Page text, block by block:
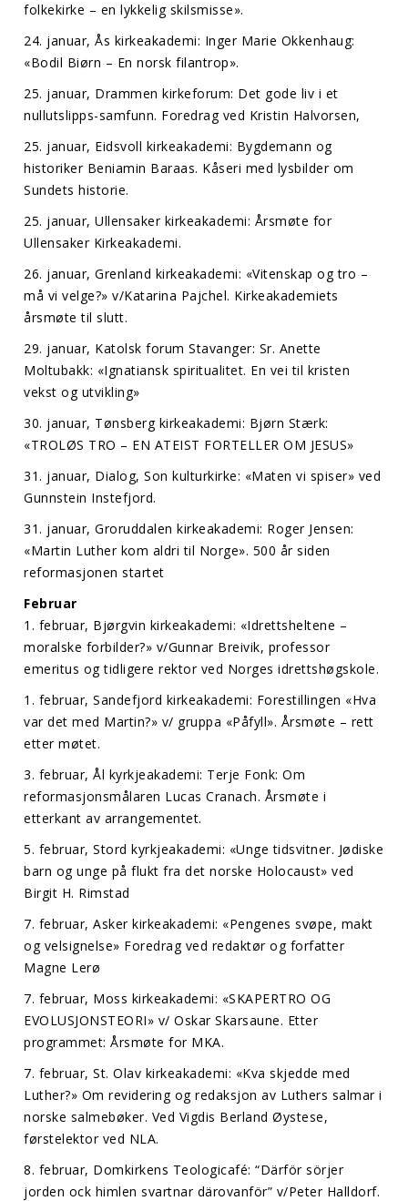
folkekirke – en lykkelig skilsmisse».
24. januar, Ås kirkeakademi: Inger Marie Okkenhaug:
«Bodil Biørn – En norsk filantrop».
25. januar, Drammen kirkeforum: Det gode liv i et
nullutslipps-samfunn. Foredrag ved Kristin Halvorsen,
25. januar, Eidsvoll kirkeakademi: Bygdemann og
historiker Beniamin Baraas. Kåseri med lysbilder om
Sundets historie.
25. januar, Ullensaker kirkeakademi: Årsmøte for
Ullensaker Kirkeakademi.
26. januar, Grenland kirkeakademi: «Vitenskap og tro –
må vi velge?» v/Katarina Pajchel. Kirkeakademiets
årsmøte til slutt.
29. januar, Katolsk forum Stavanger: Sr. Anette
Moltubakk: «Ignatiansk spiritualitet. En vei til kristen
vekst og utvikling»
30. januar, Tønsberg kirkeakademi: Bjørn Stærk:
«TROLØS TRO – EN ATEIST FORTELLER OM JESUS»
31. januar, Dialog, Son kulturkirke: «Maten vi spiser» ved
Gunnstein Instefjord.
31. januar, Groruddalen kirkeakademi: Roger Jensen:
«Martin Luther kom aldri til Norge». 500 år siden
reformasjonen startet
Februar
1. februar, Bjørgvin kirkeakademi: «Idrettsheltene –
moralske forbilder?» v/Gunnar Breivik, professor
emeritus og tidligere rektor ved Norges idrettshøgskole.
1. februar, Sandefjord kirkeakademi: Forestillingen «Hva
var det med Martin?» v/ gruppa «Påfyll». Årsmøte – rett
etter møtet.
3. februar, Ål kyrkjeakademi: Terje Fonk: Om
reformasjonsmålaren Lucas Cranach. Årsmøte i
etterkant av arrangementet.
5. februar, Stord kyrkjeakademi: «Unge tidsvitner. Jødiske
barn og unge på flukt fra det norske Holocaust» ved
Birgit H. Rimstad
7. februar, Asker kirkeakademi: «Pengenes svøpe, makt
og velsignelse» Foredrag ved redaktør og forfatter
Magne Lerø
7. februar, Moss kirkeakademi: «SKAPERTRO OG
EVOLUSJONSTEORI» v/ Oskar Skarsaune. Etter
programmet: Årsmøte for MKA.
7. februar, St. Olav kirkeakademi: «Kva skjedde med
Luther?» Om revidering og redaksjon av Luthers salmar i
norske salmebøker. Ved Vigdis Berland Øystese,
førstelektor ved NLA.
8. februar, Domkirkens Teologicafé: “Därför sörjer
jorden ock himlen svartnar därovanför” v/Peter Halldorf.